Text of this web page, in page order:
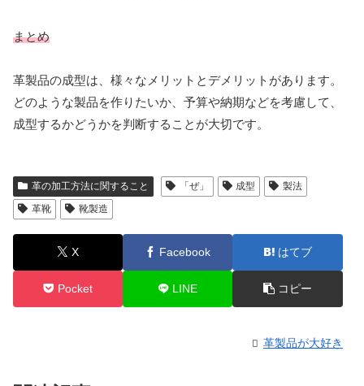
まとめ
革製品の成型は、様々なメリットとデメリットがあります。
どのような製品を作りたいか、予算や納期などを考慮して、
成型するかどうかを判断することが大切です。
革の加工方法に関すること 「ぜ」 成型
製法
革靴
靴製造
X Facebook はてブ
Pocket LINE コピー
革製品が大好き